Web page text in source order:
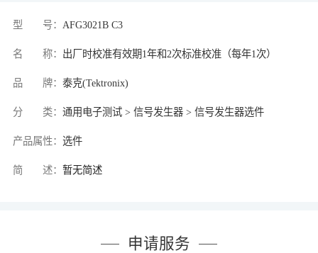
型 号： AFG3021B C3
名 称： 出厂时校准有效期1年和2次标准校准（每年1次）
品 牌： 泰克(Tektronix)
分 类： 通用电子测试 > 信号发生器 > 信号发生器选件
产品属性： 选件
简 述： 暂无简述
申请服务